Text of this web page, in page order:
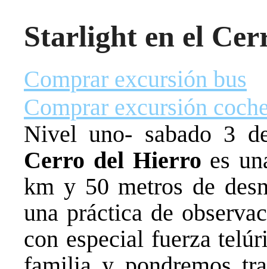
Starlight en el
Comprar excursión bus
Comprar excursión
Nivel uno- sabado 3
Cerro del Hierro es
km y 50 metros de
una práctica de
con especial fuerza